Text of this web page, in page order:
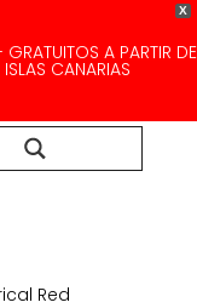
X
A PARTIR DE
CANARIAS
Red